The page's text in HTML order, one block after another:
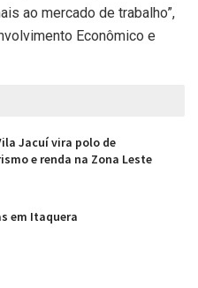
ao mercado de trabalho”,
Econômico e
Jacuí vira polo de
e renda na Zona Leste
em Itaquera